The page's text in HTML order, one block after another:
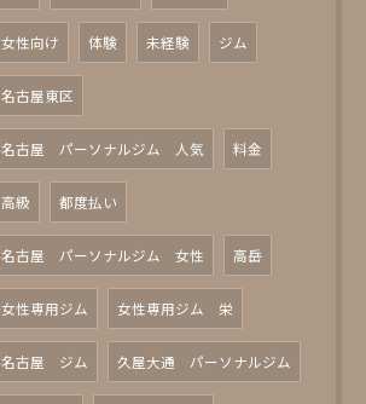
女性向け 体験 未経験 ジム
名古屋東区
名古屋 パーソナルジム 人気 料金
高級 都度払い
名古屋 パーソナルジム 女性 高岳
女性専用ジム 女性専用ジム 栄
名古屋 ジム 久屋大通 パーソナルジム